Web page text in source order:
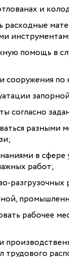
и
расходные
помощь в
сооружения по
согласно
разными
в сфере
работ;
разгрузочных
рабочее